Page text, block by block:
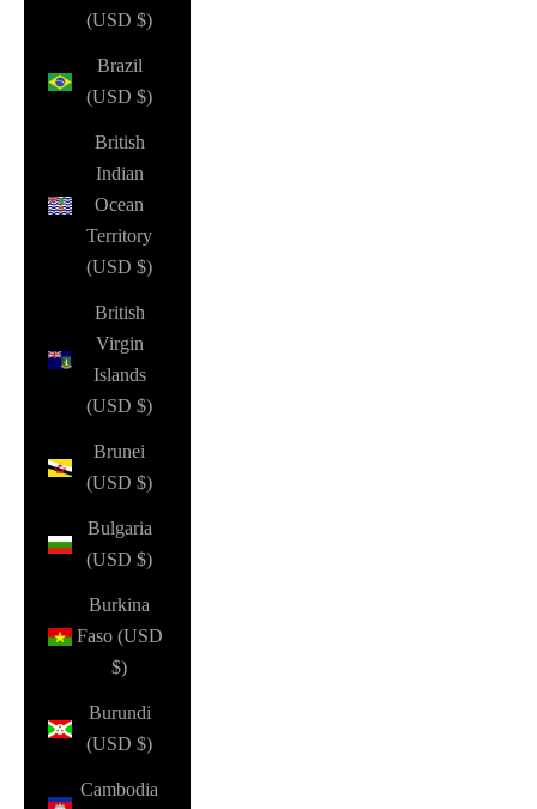
(USD $)
Brazil
(USD $)
British
Indian
Ocean
Territory
(USD $)
British
Virgin
Islands
(USD $)
Brunei
(USD $)
Bulgaria
(USD $)
Burkina
Faso (USD
$)
Burundi
(USD $)
Cambodia